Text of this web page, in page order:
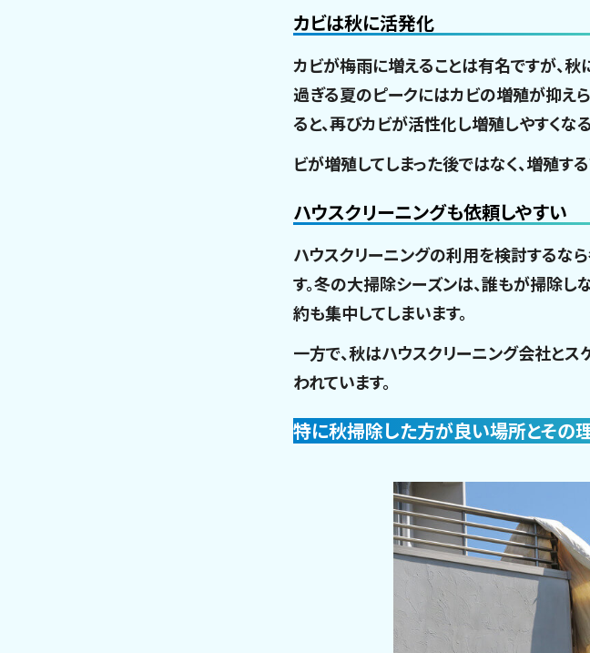
カビは秋に活発化
カビが梅雨に増えることは有名ですが、
過ぎる夏のピークにはカビの増殖が抑え
ると、再びカビが活性化し増殖しやすくな
ビが増殖してしまった後ではなく、増殖す
ハウスクリーニングも依頼しやすい
ハウスクリーニングの利用を検討するな
す。冬の大掃除シーズンは、誰もが掃除し
約も集中してしまいます。
一方で、秋はハウスクリーニング会社と
われています。
特に秋掃除した方が良い場所とその